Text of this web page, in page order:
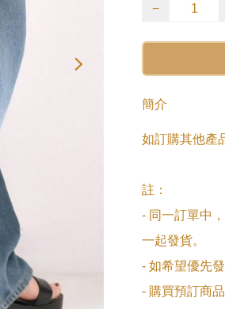
−
簡介
如訂購其他產
註：
- 同一訂單中
一起發貨。
- 如希望優先
- 購買預訂商